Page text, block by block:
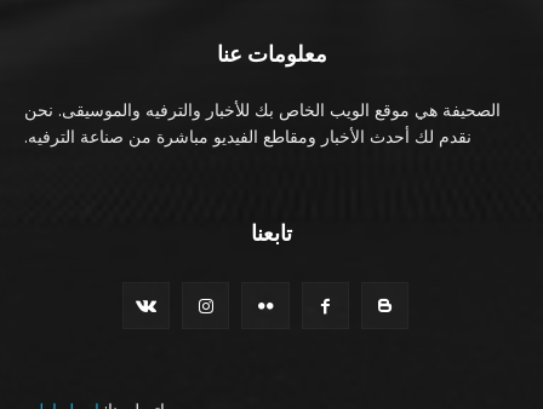
معلومات عنا
الصحيفة هي موقع الويب الخاص بك للأخبار والترفيه والموسيقى. نحن
نقدم لك أحدث الأخبار ومقاطع الفيديو مباشرة من صناعة الترفيه.
تابعنا